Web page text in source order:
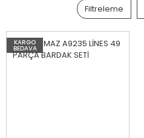
Filtreleme
KARGO
BEDAVA